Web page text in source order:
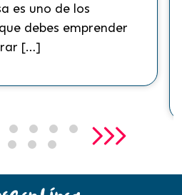
es uno de los
debes emprender
[…]